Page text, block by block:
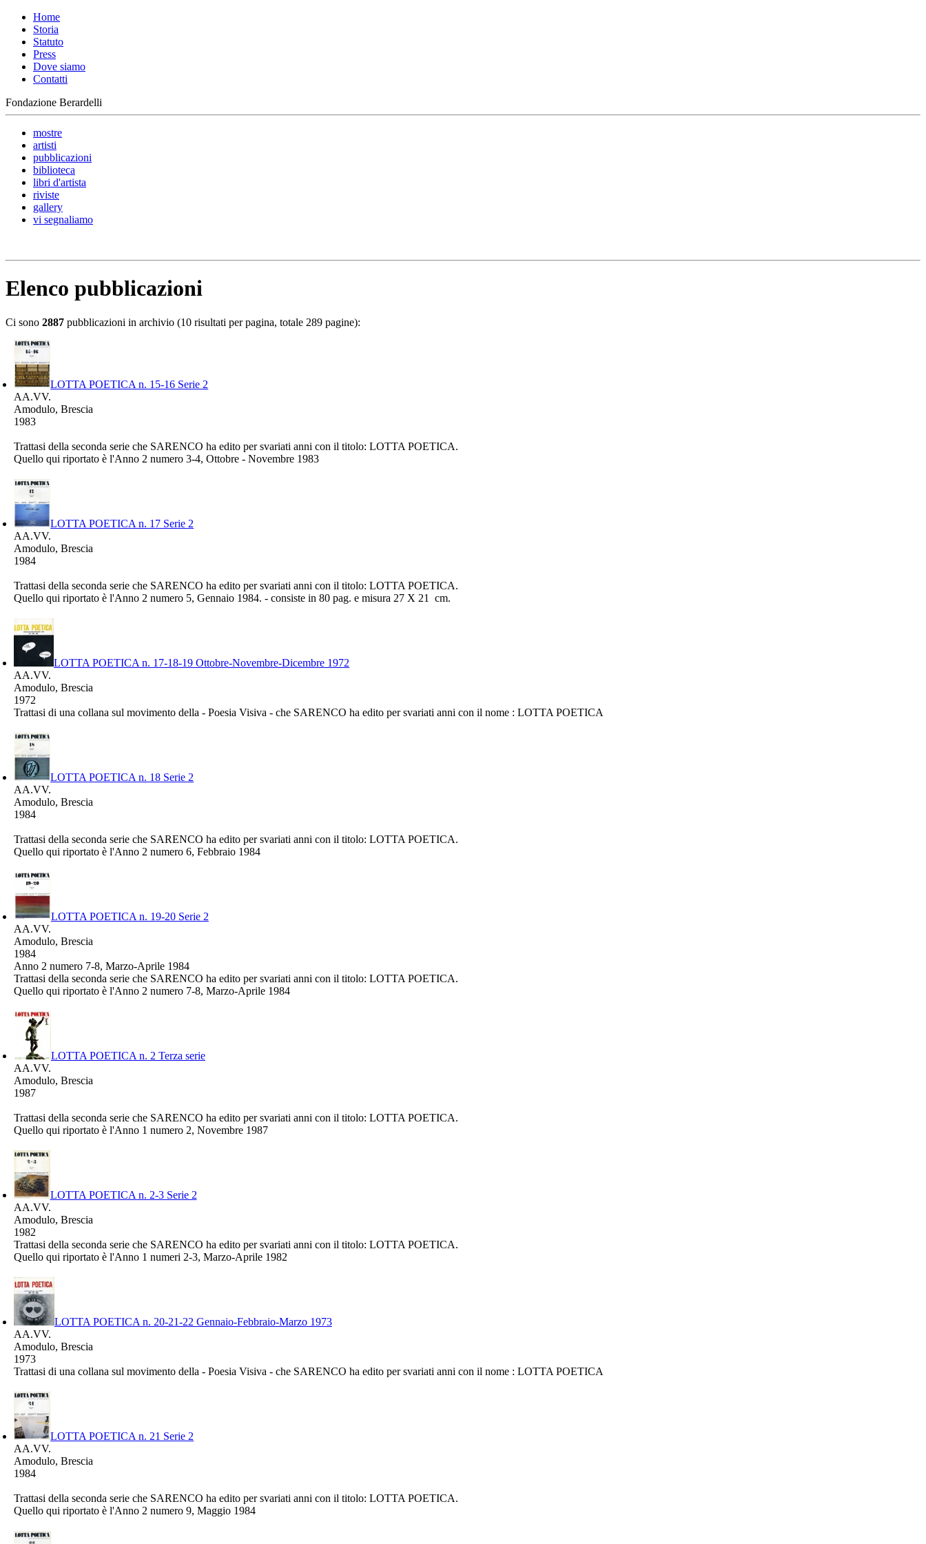
Home
Storia
Statuto
Press
Dove siamo
Contatti
Fondazione Berardelli
mostre
artisti
pubblicazioni
biblioteca
libri d'artista
riviste
gallery
vi segnaliamo
Elenco pubblicazioni
Ci sono 2887 pubblicazioni in archivio (10 risultati per pagina, totale 289 pagine):
LOTTA POETICA n. 15-16 Serie 2
AA.VV.
Amodulo, Brescia
1983
Trattasi della seconda serie che SARENCO ha edito per svariati anni con il titolo: LOTTA POETICA.
Quello qui riportato è l'Anno 2 numero 3-4, Ottobre - Novembre 1983
LOTTA POETICA n. 17 Serie 2
AA.VV.
Amodulo, Brescia
1984
Trattasi della seconda serie che SARENCO ha edito per svariati anni con il titolo: LOTTA POETICA.
Quello qui riportato è l'Anno 2 numero 5, Gennaio 1984. - consiste in 80 pag. e misura 27 X 21 cm.
LOTTA POETICA n. 17-18-19 Ottobre-Novembre-Dicembre 1972
AA.VV.
Amodulo, Brescia
1972
Trattasi di una collana sul movimento della - Poesia Visiva - che SARENCO ha edito per svariati anni con il nome : LOTTA POETICA
LOTTA POETICA n. 18 Serie 2
AA.VV.
Amodulo, Brescia
1984
Trattasi della seconda serie che SARENCO ha edito per svariati anni con il titolo: LOTTA POETICA.
Quello qui riportato è l'Anno 2 numero 6, Febbraio 1984
LOTTA POETICA n. 19-20 Serie 2
AA.VV.
Amodulo, Brescia
1984
Anno 2 numero 7-8, Marzo-Aprile 1984
Trattasi della seconda serie che SARENCO ha edito per svariati anni con il titolo: LOTTA POETICA.
Quello qui riportato è l'Anno 2 numero 7-8, Marzo-Aprile 1984
LOTTA POETICA n. 2 Terza serie
AA.VV.
Amodulo, Brescia
1987
Trattasi della seconda serie che SARENCO ha edito per svariati anni con il titolo: LOTTA POETICA.
Quello qui riportato è l'Anno 1 numero 2, Novembre 1987
LOTTA POETICA n. 2-3 Serie 2
AA.VV.
Amodulo, Brescia
1982
Trattasi della seconda serie che SARENCO ha edito per svariati anni con il titolo: LOTTA POETICA.
Quello qui riportato è l'Anno 1 numeri 2-3, Marzo-Aprile 1982
LOTTA POETICA n. 20-21-22 Gennaio-Febbraio-Marzo 1973
AA.VV.
Amodulo, Brescia
1973
Trattasi di una collana sul movimento della - Poesia Visiva - che SARENCO ha edito per svariati anni con il nome : LOTTA POETICA
LOTTA POETICA n. 21 Serie 2
AA.VV.
Amodulo, Brescia
1984
Trattasi della seconda serie che SARENCO ha edito per svariati anni con il titolo: LOTTA POETICA.
Quello qui riportato è l'Anno 2 numero 9, Maggio 1984